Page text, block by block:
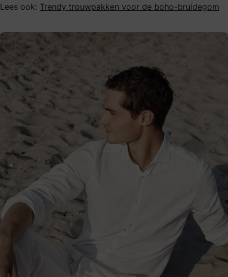
Lees ook: Trendy trouwpakken voor de boho-bruidegom